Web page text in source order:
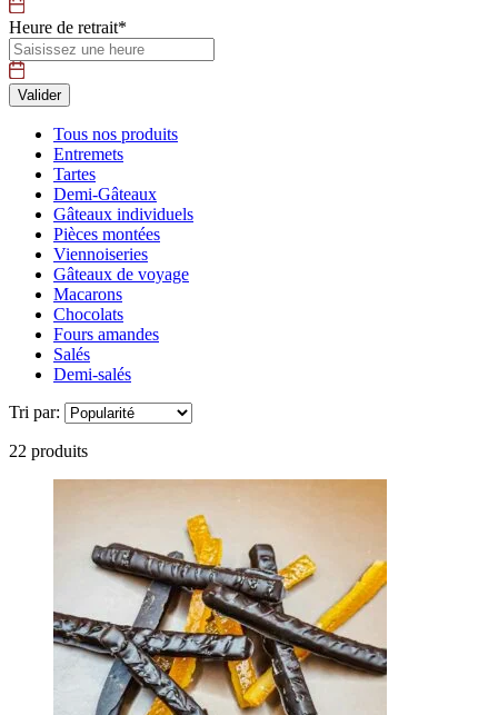
Heure de retrait*
Tous nos produits
Entremets
Tartes
Demi-Gâteaux
Gâteaux individuels
Pièces montées
Viennoiseries
Gâteaux de voyage
Macarons
Chocolats
Fours amandes
Salés
Demi-salés
Tri par:
22 produits